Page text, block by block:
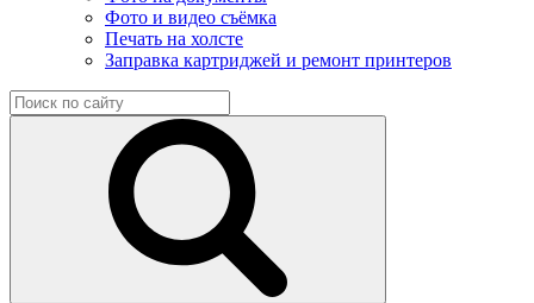
Фото и видео съёмка
Печать на холсте
Заправка картриджей и ремонт принтеров